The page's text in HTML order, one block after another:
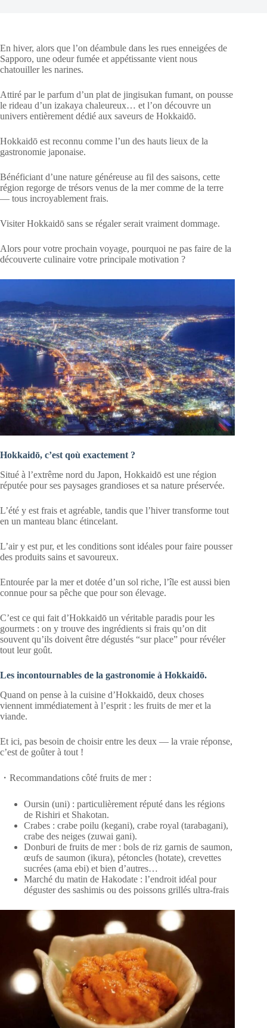
En hiver, alors que l’on déambule dans les rues enneigées de
Sapporo, une odeur fumée et appétissante vient nous
chatouiller les narines.
Attiré par le parfum d’un plat de jingisukan fumant, on pousse
le rideau d’un izakaya chaleureux… et l’on découvre un
univers entièrement dédié aux saveurs de Hokkaidō.
Hokkaidō est reconnu comme l’un des hauts lieux de la
gastronomie japonaise.
Bénéficiant d’une nature généreuse au fil des saisons, cette
région regorge de trésors venus de la mer comme de la terre
— tous incroyablement frais.
Visiter Hokkaidō sans se régaler serait vraiment dommage.
Alors pour votre prochain voyage, pourquoi ne pas faire de la
découverte culinaire votre principale motivation ?
Hokkaidō, c’est qoù exactement ?
Situé à l’extrême nord du Japon, Hokkaidō est une région
réputée pour ses paysages grandioses et sa nature préservée.
L’été y est frais et agréable, tandis que l’hiver transforme tout
en un manteau blanc étincelant.
L’air y est pur, et les conditions sont idéales pour faire pousser
des produits sains et savoureux.
Entourée par la mer et dotée d’un sol riche, l’île est aussi bien
connue pour sa pêche que pour son élevage.
C’est ce qui fait d’Hokkaidō un véritable paradis pour les
gourmets : on y trouve des ingrédients si frais qu’on dit
souvent qu’ils doivent être dégustés “sur place” pour révéler
tout leur goût.
Les incontournables de la gastronomie à Hokkaidō.
Quand on pense à la cuisine d’Hokkaidō, deux choses
viennent immédiatement à l’esprit : les fruits de mer et la
viande.
Et ici, pas besoin de choisir entre les deux — la vraie réponse,
c’est de goûter à tout !
・Recommandations côté fruits de mer :
Oursin (uni) : particulièrement réputé dans les régions
de Rishiri et Shakotan.
Crabes : crabe poilu (kegani), crabe royal (tarabagani),
crabe des neiges (zuwai gani).
Donburi de fruits de mer : bols de riz garnis de saumon,
œufs de saumon (ikura), pétoncles (hotate), crevettes
sucrées (ama ebi) et bien d’autres…
Marché du matin de Hakodate : l’endroit idéal pour
déguster des sashimis ou des poissons grillés ultra-frais